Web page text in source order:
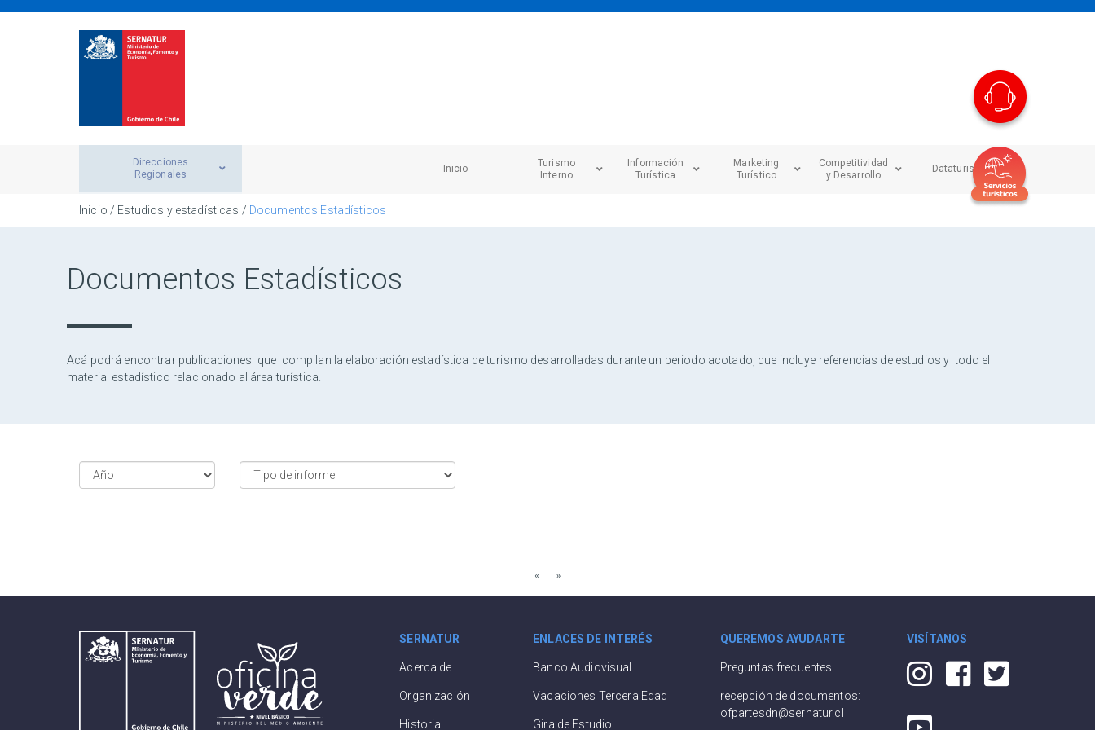
Direcciones
Regionales
Inicio
Turismo
Interno
Información
Turística
Marketing
Turístico
Competitividad
y Desarrollo
Dataturismo
Inicio / Estudios y estadísticas / Documentos Estadísticos
Documentos Estadísticos
Acá podrá encontrar publicaciones que compilan la elaboración estadística de turismo desarrolladas durante un periodo acotado, que incluye referencias de estudios y todo el
material estadístico relacionado al área turística.
«Previous
»Next
SERNATUR
Acerca de
Organización
Historia
ENLACES DE INTERÉS
Banco Audiovisual
Vacaciones Tercera Edad
Gira de Estudio
QUEREMOS AYUDARTE
Preguntas frecuentes
recepción de documentos:
ofpartesdn@sernatur.cl
VISÍTANOS